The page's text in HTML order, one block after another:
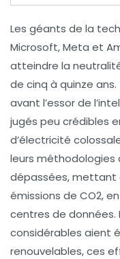
Les géants de la
Microsoft, Meta et
atteindre la
de cinq à quinze
avant l’essor de l’
jugés peu crédibles
d’électricité
leurs méthodologies
dépassées, mettant
émissions de CO2,
centres de données.
considérables aient
renouvelables, ces